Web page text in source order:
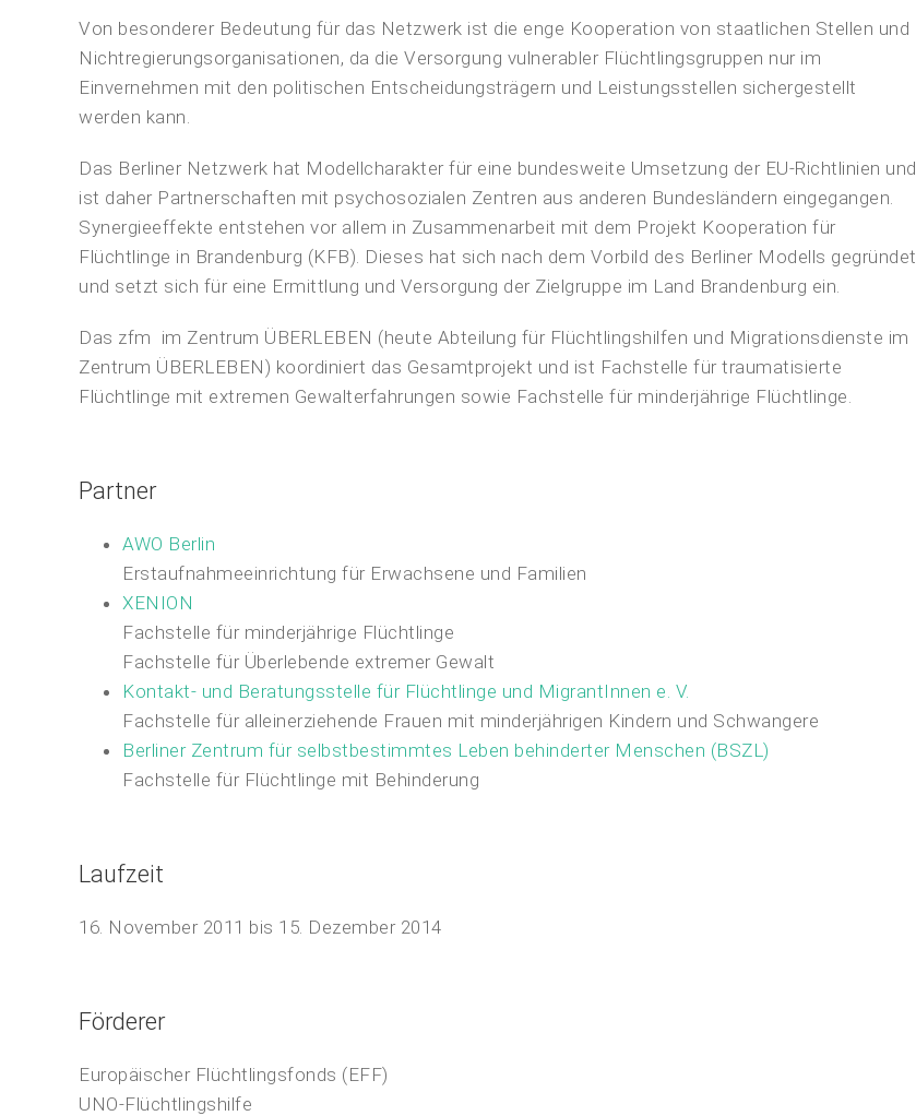
Von besonderer Bedeutung für das Netzwerk ist die enge Kooperation von staatlichen Stellen und
Nichtregierungsorganisationen, da die Versorgung vulnerabler Flüchtlingsgruppen nur im
Einvernehmen mit den politischen Entscheidungsträgern und Leistungsstellen sichergestellt
werden kann.
Das Berliner Netzwerk hat Modellcharakter für eine bundesweite Umsetzung der EU-Richtlinien und
ist daher Partnerschaften mit psychosozialen Zentren aus anderen Bundesländern eingegangen.
Synergieeffekte entstehen vor allem in Zusammenarbeit mit dem Projekt Kooperation für
Flüchtlinge in Brandenburg (KFB). Dieses hat sich nach dem Vorbild des Berliner Modells gegründet
und setzt sich für eine Ermittlung und Versorgung der Zielgruppe im Land Brandenburg ein.
Das zfm im Zentrum ÜBERLEBEN (heute Abteilung für Flüchtlingshilfen und Migrationsdienste im
Zentrum ÜBERLEBEN) koordiniert das Gesamtprojekt und ist Fachstelle für traumatisierte
Flüchtlinge mit extremen Gewalterfahrungen sowie Fachstelle für minderjährige Flüchtlinge.
Partner
AWO Berlin
Erstaufnahmeeinrichtung für Erwachsene und Familien
XENION
Fachstelle für minderjährige Flüchtlinge
Fachstelle für Überlebende extremer Gewalt
Kontakt- und Beratungsstelle für Flüchtlinge und MigrantInnen e. V.
Fachstelle für alleinerziehende Frauen mit minderjährigen Kindern und Schwangere
Berliner Zentrum für selbstbestimmtes Leben behinderter Menschen (BSZL)
Fachstelle für Flüchtlinge mit Behinderung
Laufzeit
16. November 2011 bis 15. Dezember 2014
Förderer
Europäischer Flüchtlingsfonds (EFF)
UNO-Flüchtlingshilfe